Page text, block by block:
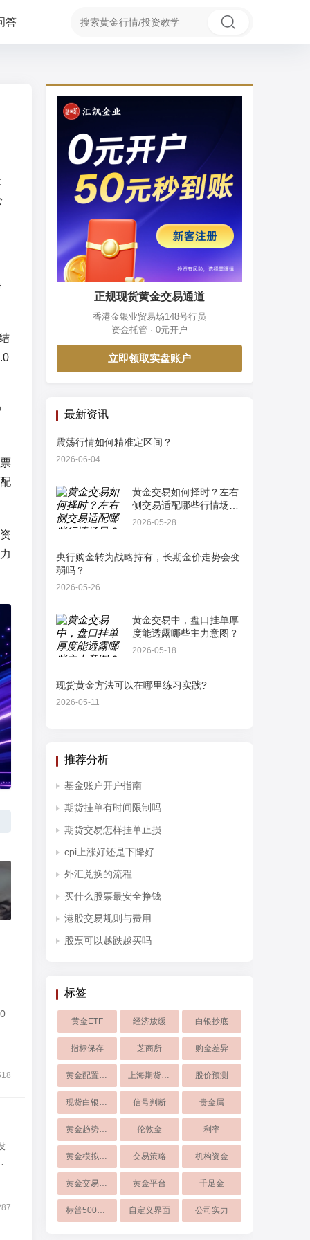
答
正规现货黄金交易通道
香港金银业贸易场148号行员
资金托管 · 0元开户
立即领取实盘账户
最新资讯
震荡行情如何精准定区间？
2026-06-04
黄金交易如何择时？左右
侧交易适配哪些行情场
景？
2026-05-28
央行购金转为战略持有，长期金价走势会变
弱吗？
2026-05-26
黄金交易中，盘口挂单厚
度能透露哪些主力意图？
2026-05-18
现货黄金方法可以在哪里练习实践?
2026-05-11
推荐分析
基金账户开户指南
期货挂单有时间限制吗
期货交易怎样挂单止损
cpi上涨好还是下降好
外汇兑换的流程
买什么股票最安全挣钱
港股交易规则与费用
股票可以越跌越买吗
标签
黄金ETF 经济放缓 白银抄底
指标保存​ 芝商所 购金差异
黄金配置比例 上海期货交易所 股价预测
现货白银点差 信号判断 贵金属
黄金趋势判断 伦敦金 利率
黄金模拟交易 交易策略 机构资金
黄金交易策略 黄金平台 千足金
标普500指数 自定义界面 公司实力